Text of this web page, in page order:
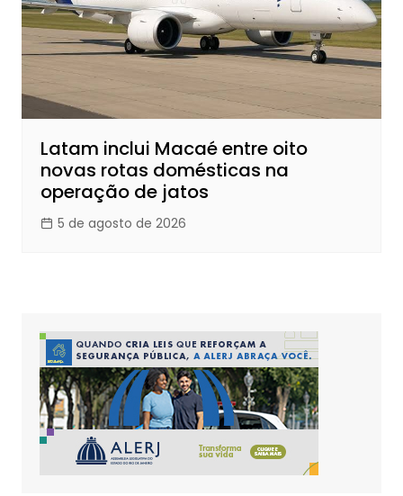
Latam inclui Macaé entre oito
novas rotas domésticas na
operação de jatos
5 de agosto de 2026